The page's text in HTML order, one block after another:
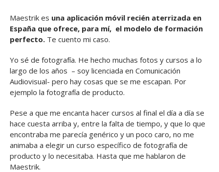
Maestrik es una aplicación móvil recién aterrizada en
España que ofrece, para mí, el modelo de formación
perfecto. Te cuento mi caso.
Yo sé de fotografía. He hecho muchas fotos y cursos a lo
largo de los años – soy licenciada en Comunicación
Audiovisual- pero hay cosas que se me escapan. Por
ejemplo la fotografía de producto.
Pese a que me encanta hacer cursos al final el día a día se
hace cuesta arriba y, entre la falta de tiempo, y que lo que
encontraba me parecía genérico y un poco caro, no me
animaba a elegir un curso específico de fotografía de
producto y lo necesitaba. Hasta que me hablaron de
Maestrik.